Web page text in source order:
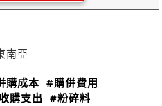
南亞
購成本 #購併費用
購支出 #粉碎料